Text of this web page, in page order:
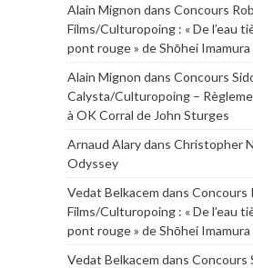
Alain Mignon dans Concours
Films/Culturopoing : « De l’eau
pont rouge » de Shōhei Imamura
Alain Mignon dans Concours
Calysta/Culturopoing –
à OK Corral de John Sturges
Arnaud Alarydans Christopher
Odyssey
Vedat Belkacem dans Concours
Films/Culturopoing : « De l’eau
pont rouge » de Shōhei Imamura
Vedat Belkacem dans Concours